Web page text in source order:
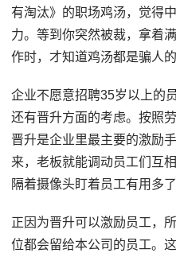
有淘汰》的职场鸡汤，觉得
力。等到你突然被裁，拿着
作时，才知道鸡汤都是骗人的
企业不愿意招聘35岁以上的
还有晋升方面的考虑。按照
晋升是企业里最主要的激励
来，老板就能调动员工们互
隔着摄像头盯着员工有用多了
正因为晋升可以激励员工，
位都会留给本公司的员工。